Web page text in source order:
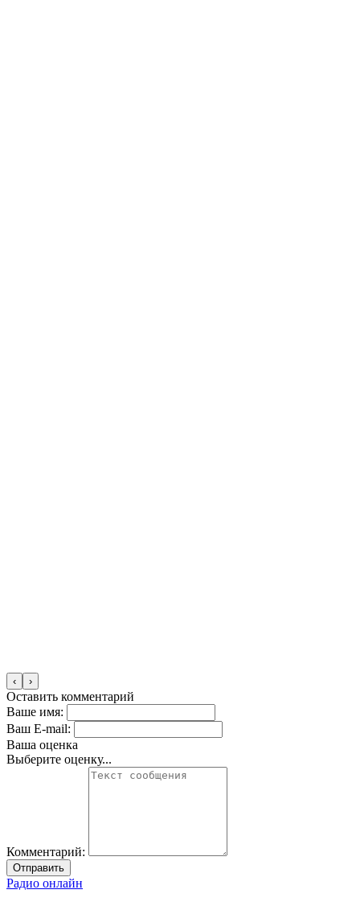
‹ ›
Оставить комментарий
Ваше имя:
Ваш E-mail:
Ваша оценка
Выберите оценку...
Комментарий:
Отправить
Радио онлайн